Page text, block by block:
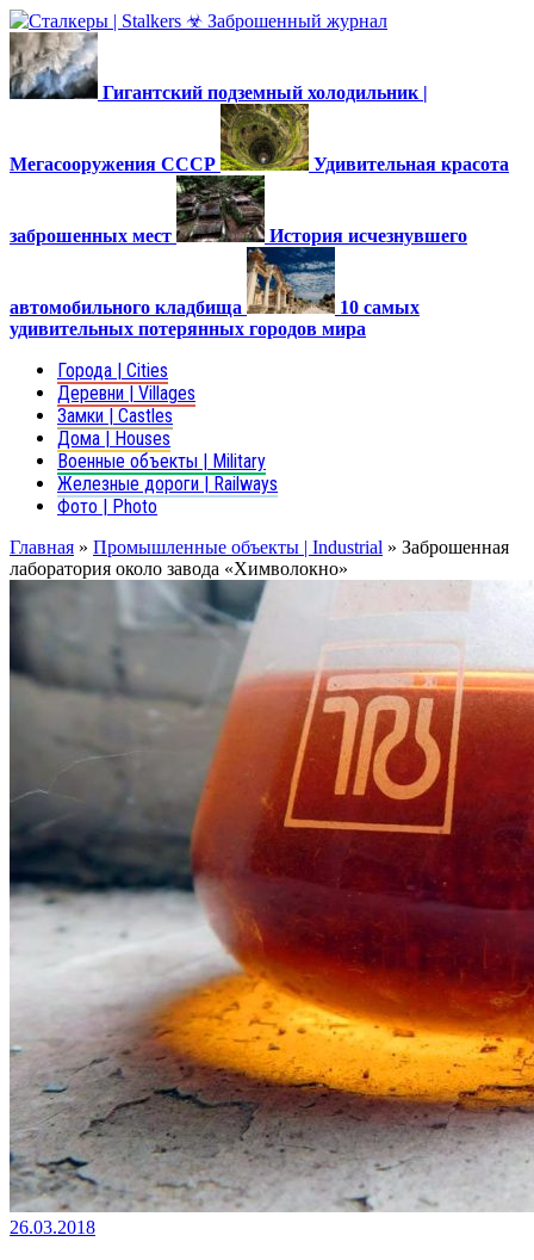
Гигантский подземный холодильник |
Мегасооружения СССР Удивительная красота
заброшенных мест История исчезнувшего
автомобильного кладбища
10 самых
удивительных потерянных городов мира
Города | Cities
Деревни | Villages
Замки | Castles
Дома | Houses
Военные объекты | Military
Железные дороги | Railways
Фото | Photo
Главная » Промышленные объекты | Industrial » Заброшенная
лаборатория около завода «Химволокно»
26.03.2018